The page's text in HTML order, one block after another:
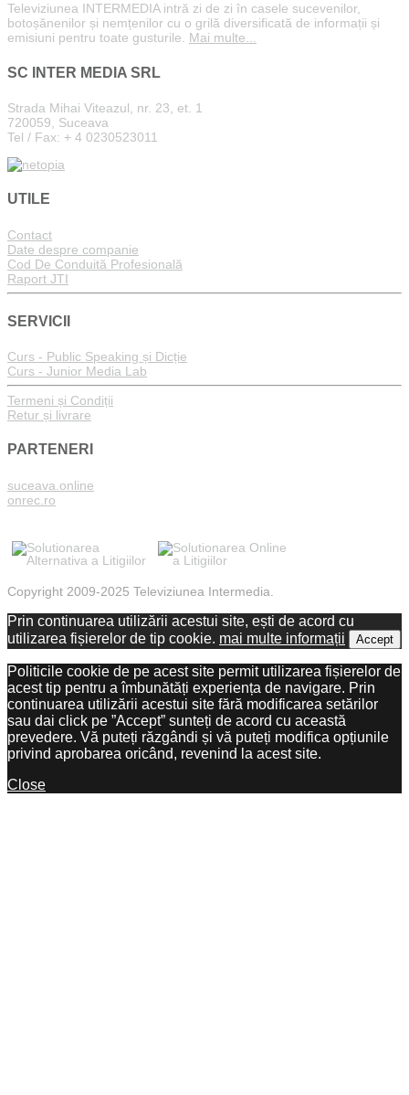
Televiziunea INTERMEDIA intră zi de zi în casele sucevenilor,
botoșănenilor și nemțenilor cu o grilă diversificată de informații și
emisiuni pentru toate gusturile. Mai multe...
SC INTER MEDIA SRL
Strada Mihai Viteazul, nr. 23, et. 1
720059, Suceava
Tel / Fax: + 4 0230523011
UTILE
Contact
Date despre companie
Cod De Conduită Profesională
Raport JTI
SERVICII
Curs - Public Speaking și Dicție
Curs - Junior Media Lab
Termeni și Condiții
Retur și livrare
PARTENERI
suceava.online
onrec.ro
Copyright 2009-2025 Televiziunea Intermedia.
Prin continuarea utilizării acestui site, ești de acord cu
utilizarea fișierelor de tip cookie. mai multe informații Accept
Politicile cookie de pe acest site permit utilizarea fișierelor de
acest tip pentru a îmbunătăți experiența de navigare. Prin
continuarea utilizării acestui site fără modificarea setărilor
sau dai click pe ”Accept” sunteți de acord cu această
prevedere. Vă puteți răzgândi și vă puteți modifica opțiunile
privind aprobarea oricând, revenind la acest site.
Close